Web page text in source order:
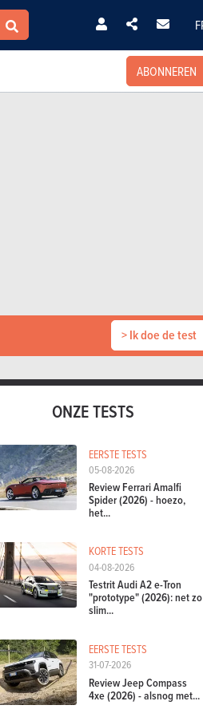
ABONNEREN
> Ik doe de test
ONZE TESTS
EERSTE TESTS
05-08-2026
Review Ferrari Amalfi
Spider (2026) - hoezo,
het...
KORTE TESTS
04-08-2026
Testrit Audi A2 e-Tron
"prototype" (2026): net zo
slim...
EERSTE TESTS
31-07-2026
Review Jeep Compass
4xe (2026) - alsnog met...